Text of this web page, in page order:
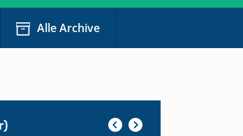
Alle Archive
Band 155
1899 Band 197